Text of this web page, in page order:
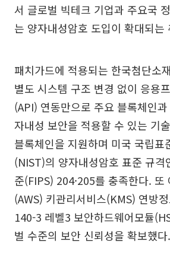
서 글로벌 빅테크 기업과 주요국
는 양자내성암호 도입이 확대되는
패치가드에 적용되는 한국첨단소
별도 시스템 구조 변경 없이 응용
(API) 연동만으로 주요 블록체인
자내성 보안을 적용할 수 있는 기
블록체인을 지원하며 미국 국립표
(NIST)의 양자내성암호 표준 규격
준(FIPS) 204·205를 충족한다. 또
(AWS) 키관리서비스(KMS) 연방
140-3 레벨3 보안하드웨어모듈
벌 수준의 보안 신뢰성을 확보했다.